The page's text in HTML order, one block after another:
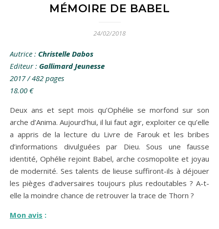
MÉMOIRE DE BABEL
24/02/2018
Autrice : Christelle Dabos
Editeur : Gallimard Jeunesse
2017 / 482 pages
18.00 €
Deux ans et sept mois qu’Ophélie se morfond sur son
arche d’Anima. Aujourd’hui, il lui faut agir, exploiter ce qu’elle
a appris de la lecture du Livre de Farouk et les bribes
d’informations divulguées par Dieu. Sous une fausse
identité, Ophélie rejoint Babel, arche cosmopolite et joyau
de modernité. Ses talents de lieuse suffiront-ils à déjouer
les pièges d’adversaires toujours plus redoutables ? A-t-
elle la moindre chance de retrouver la trace de Thorn ?
Mon avis :